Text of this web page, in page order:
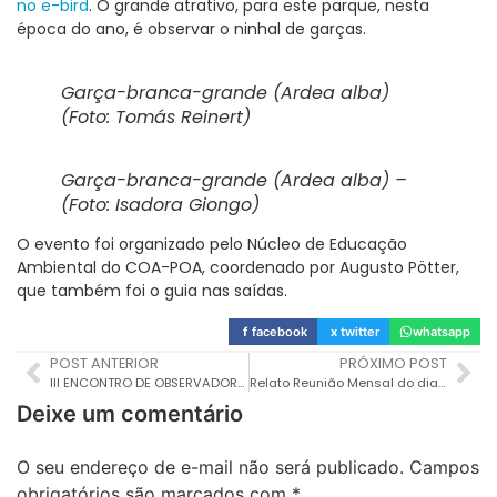
no e-bird. O grande atrativo, para este parque, nesta
época do ano, é observar o ninhal de garças.
Garça-branca-grande (Ardea alba)
(Foto: Tomás Reinert)
Garça-branca-grande (Ardea alba) –
(Foto: Isadora Giongo)
O evento foi organizado pelo Núcleo de Educação
Ambiental do COA-POA, coordenado por Augusto Pötter,
que também foi o guia nas saídas.
f facebook x twitter whatsapp
POST ANTERIOR
III ENCONTRO DE OBSERVADORES DE AVES EM URUGUAINA E BARRA DO QUARAÍ – RS REÚNE OBSERVADORES DE TODO O BRASIL.
PRÓXIMO POST
Relato Reunião Mensal do dia 07 de Outubro de 2023
Deixe um comentário
O seu endereço de e-mail não será publicado. Campos